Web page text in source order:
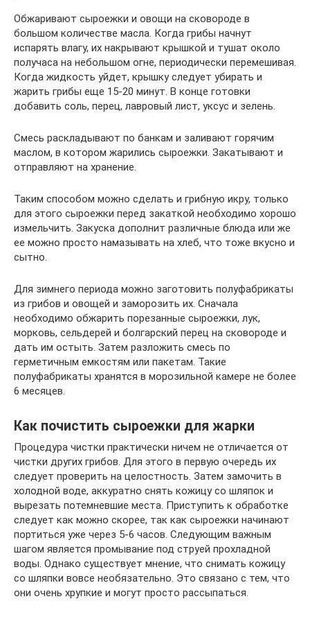
Обжаривают сыроежки и овощи на сковороде в
большом количестве масла. Когда грибы начнут
испарять влагу, их накрывают крышкой и тушат около
получаса на небольшом огне, периодически перемешивая.
Когда жидкость уйдет, крышку следует убирать и
жарить грибы еще 15-20 минут. В конце готовки
добавить соль, перец, лавровый лист, уксус и зелень.
Смесь раскладывают по банкам и заливают горячим
маслом, в котором жарились сыроежки. Закатывают и
отправляют на хранение.
Таким способом можно сделать и грибную икру, только
для этого сыроежки перед закаткой необходимо хорошо
измельчить. Закуска дополнит различные блюда или же
ее можно просто намазывать на хлеб, что тоже вкусно и
сытно.
Для зимнего периода можно заготовить полуфабрикаты
из грибов и овощей и заморозить их. Сначала
необходимо обжарить порезанные сыроежки, лук,
морковь, сельдерей и болгарский перец на сковороде и
дать им остыть. Затем разложить смесь по
герметичным емкостям или пакетам. Такие
полуфабрикаты хранятся в морозильной камере не более
6 месяцев.
Как почистить сыроежки для жарки
Процедура чистки практически ничем не отличается от
чистки других грибов. Для этого в первую очередь их
следует проверить на целостность. Затем замочить в
холодной воде, аккуратно снять кожицу со шляпок и
вырезать потемневшие места. Приступить к обработке
следует как можно скорее, так как сыроежки начинают
портиться уже через 5-6 часов. Следующим важным
шагом является промывание под струей прохладной
воды. Однако существует мнение, что снимать кожицу
со шляпки вовсе необязательно. Это связано с тем, что
они очень хрупкие и могут просто рассыпаться.